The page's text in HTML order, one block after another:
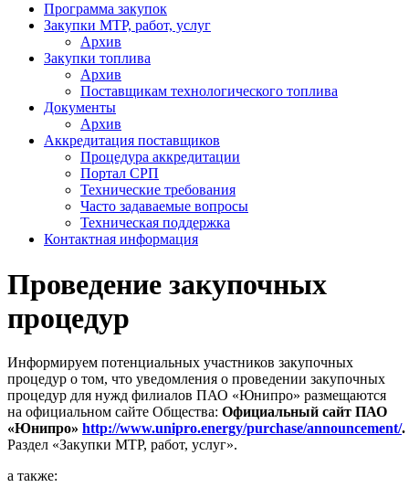
Программа закупок
Закупки МТР, работ, услуг
Архив
Закупки топлива
Архив
Поставщикам технологического топлива
Документы
Архив
Аккредитация поставщиков
Процедура аккредитации
Портал СРП
Технические требования
Часто задаваемые вопросы
Техническая поддержка
Контактная информация
Проведение закупочных
процедур
Информируем потенциальных участников закупочных
процедур о том, что уведомления о проведении закупочных
процедур для нужд филиалов ПАО «Юнипро» размещаются
на официальном сайте Общества: Официальный сайт ПАО
«Юнипро» http://www.unipro.energy/purchase/announcement/.
Раздел «Закупки МТР, работ, услуг».
а также: